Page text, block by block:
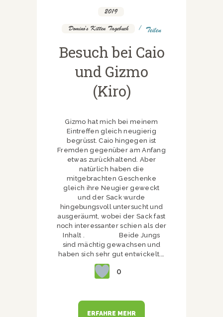
2019
Domino's Kitten Tagebuch Teilen
Besuch bei Caio
und Gizmo
(Kiro)
Gizmo hat mich bei meinem
Eintreffen gleich neugierig
begrüsst. Caio hingegen ist
Fremden gegenüber am Anfang
etwas zurückhaltend. Aber
natürlich haben die
mitgebrachten Geschenke
gleich ihre Neugier geweckt
und der Sack wurde
hingebungsvoll untersucht und
ausgeräumt, wobei der Sack fast
noch interessanter schien als der
Inhalt . Beide Jungs
sind mächtig gewachsen und
haben sich sehr gut entwickelt.…
0
ERFAHRE MEHR